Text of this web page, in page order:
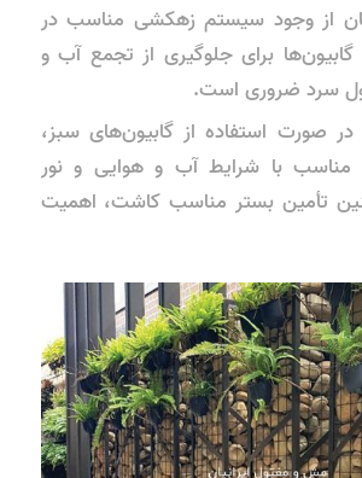
از وجود سیستم زهکشی مناسب در
برای جلوگیری از تجمع آب و
سرد ضروری است.
صورت استفاده از گابیون‌های سبز،
مناسب با شرایط آب و هوایی و نور
تأمین بستر مناسب کاشت، اهمیت